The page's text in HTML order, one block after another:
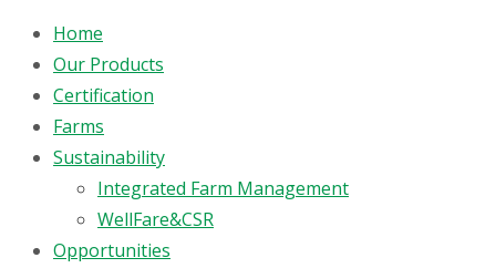
Home
Our Products
Certification
Farms
Sustainability
Integrated Farm Management
WellFare&CSR
Opportunities